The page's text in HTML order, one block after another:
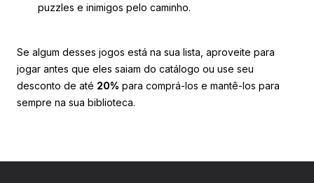
puzzles e inimigos pelo caminho.
Se algum desses jogos está na sua lista, aproveite para
jogar antes que eles saiam do catálogo ou use seu
desconto de até 20% para comprá-los e mantê-los para
sempre na sua biblioteca.